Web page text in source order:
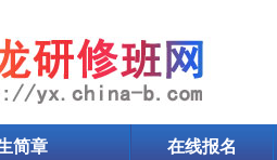
简章 在线报名